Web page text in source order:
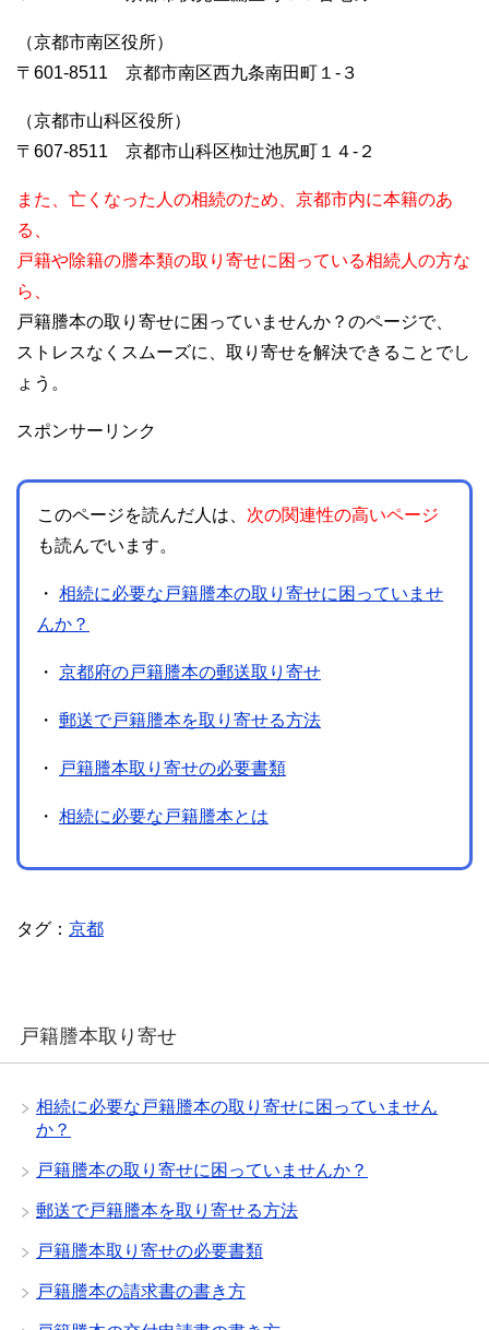
（京都市南区役所）
〒601-8511 京都市南区西九条南田町１-３
（京都市山科区役所）
〒607-8511 京都市山科区椥辻池尻町１４-２
また、亡くなった人の相続のため、京都市内に本籍のあ
る、
戸籍や除籍の謄本類の取り寄せに困っている相続人の方な
ら、
戸籍謄本の取り寄せに困っていませんか？のページで、
ストレスなくスムーズに、取り寄せを解決できることでし
ょう。
スポンサーリンク
このページを読んだ人は、 次の関連性の高いページ
も読んでいます。
・ 相続に必要な戸籍謄本の取り寄せに困っていませ
んか？
・ 京都府の戸籍謄本の郵送取り寄せ
・ 郵送で戸籍謄本を取り寄せる方法
・ 戸籍謄本取り寄せの必要書類
・ 相続に必要な戸籍謄本とは
タグ： 京都
戸籍謄本取り寄せ
相続に必要な戸籍謄本の取り寄せに困っていません
か？
戸籍謄本の取り寄せに困っていませんか？
郵送で戸籍謄本を取り寄せる方法
戸籍謄本取り寄せの必要書類
戸籍謄本の請求書の書き方